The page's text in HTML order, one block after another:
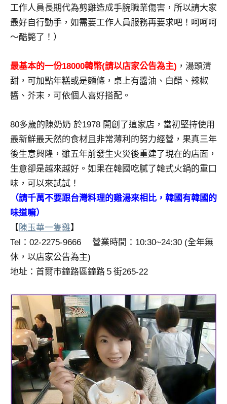
動
主
持、
企
業
講
落
客
及
旅
遊
誌
專
欄、
觀
光
局
合
人
對
象。
★
工作人員長期代為剪雞造成手腕職業傷害，所以請大家
最好自行動手，如需要工作人員服務再要求吧！呵呵呵
～酷斃了！）
最基本的一份18000韓幣(請以店家公告為主) ，湯頭清
甜，可加點年糕或是麵條，桌上有醬油、白醋、辣椒
醬、芥末，可依個人喜好搭配。
80多歲的陳奶奶 於1978 開創了這家店，當初堅持使用
最新鮮最天然的食材且非常薄利的努力經營，果真三年
後生意興隆，雖五年前發生火災後重建了現在的店面，
生意卻是越來越好。如果在韓國吃膩了韓式火鍋的重口
味，可以來試試！
（請千萬不要跟台灣料理的雞湯來相比，韓國有韓國的
味道嘛）
【 陳玉華一隻雞】
Tel：02-2275-9666 營業時間：10:30~24:30 (全年無
休，以店家公告為主)
地址：首爾市鐘路區鐘路５街265-22